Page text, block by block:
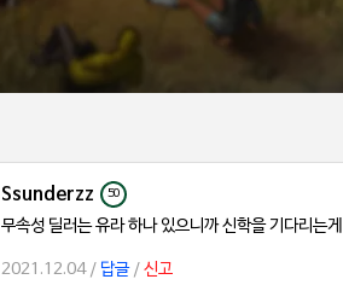
Ssunderzz 50
무속성 딜러는 유라 하나 있으니까 신학을 기다리는
2021.12.04 / 답글/ 신고